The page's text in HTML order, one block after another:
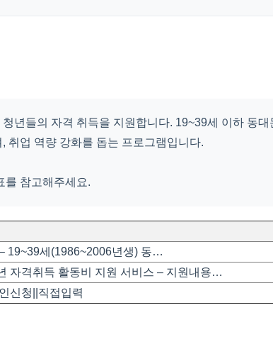
년들의 자격 취득을 지원합니다. 19~39세 이하 동대
취업 역량 강화를 돕는 프로그램입니다.
를 참고해주세요.
19~39세(1986~2006년생) 동…
자격취득 활동비 지원 서비스 – 지원내용…
신청||직접입력